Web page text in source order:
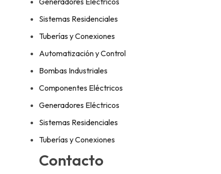
Sistemas Residenciales
Tuberías y Conexiones
Automatización y Control
Bombas Industriales
Componentes Eléctricos
Generadores Eléctricos
Sistemas Residenciales
Tuberías y Conexiones
Contacto